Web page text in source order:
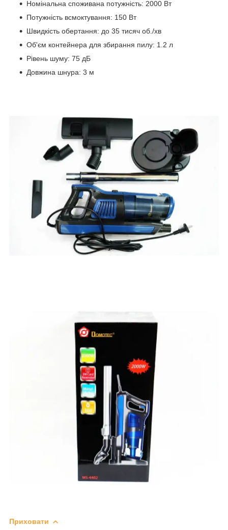
Номінальна споживана потужність: 2000 Вт
Потужність всмоктування: 150 Вт
Швидкість обертання: до 35 тисяч об./хв
Об'єм контейнера для збирання пилу: 1.2 л
Рівень шуму: 75 дБ
Довжина шнура: 3 м
Приховати